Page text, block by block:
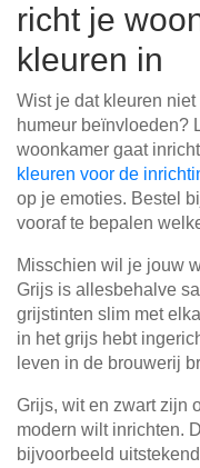
richt je
kleuren in
Wist je dat kleuren
humeur beïnvloeden?
woonkamer gaat
kleuren voor de
op je emoties. Bestel
vooraf te bepalen
Misschien wil je jouw
Grijs is allesbehalve
grijstinten slim met
in het grijs hebt
leven in de brouwerij
Grijs, wit en zwart zijn
modern wilt inrichten.
bijvoorbeeld
Wandplanken